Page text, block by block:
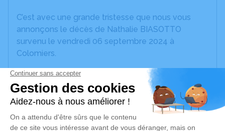
C’est avec une grande tristesse que nous vous
annonçons le décès de Nathalie BIASOTTO
survenu le vendredi 06 septembre 2024 à
Colomiers.
Nous vous invitons à utiliser cet espace pour
laisser vos condoléances, partager des photos
souvenirs, une anecdote ou exprimer vos pensées
à travers des poèmes ou des textes. Cet endroit
est un lieu d'expression dédié à honorer la